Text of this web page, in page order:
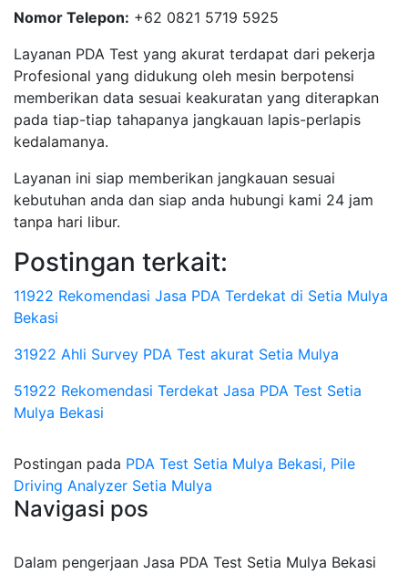
Nomor Telepon: +62 0821 5719 5925
Layanan PDA Test yang akurat terdapat dari pekerja
Profesional yang didukung oleh mesin berpotensi
memberikan data sesuai keakuratan yang diterapkan
pada tiap-tiap tahapanya jangkauan lapis-perlapis
kedalamanya.
Layanan ini siap memberikan jangkauan sesuai
kebutuhan anda dan siap anda hubungi kami 24 jam
tanpa hari libur.
Postingan terkait:
11922 Rekomendasi Jasa PDA Terdekat di Setia Mulya
Bekasi
31922 Ahli Survey PDA Test akurat Setia Mulya
51922 Rekomendasi Terdekat Jasa PDA Test Setia
Mulya Bekasi
Postingan pada PDA Test Setia Mulya Bekasi, Pile
Driving Analyzer Setia Mulya
Navigasi pos
Dalam pengerjaan Jasa PDA Test Setia Mulya Bekasi